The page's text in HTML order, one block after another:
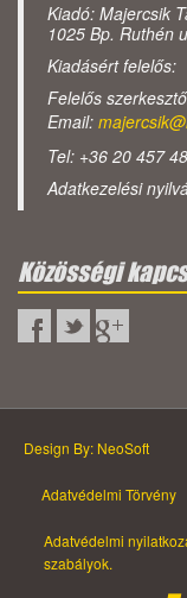
Kiadó: Majercsik
1025 Bp. Ruthén
Kiadásért
Felelős
Email:
Tel: +36 20 457
Adatkezelési
Közösségi
Design By: NeoSoft
Adatvédelmi Törvény
Adatvédelmi
szabályok.